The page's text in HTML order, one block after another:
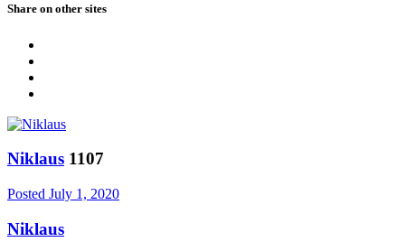
Share on other sites
Niklaus 1107
Posted July 1, 2020
Niklaus